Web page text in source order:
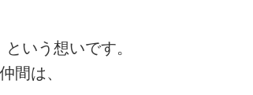
いう想いです。
間は、